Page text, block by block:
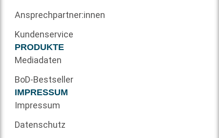
Ansprechpartner:innen
Kundenservice
PRODUKTE
Mediadaten
BoD-Bestseller
IMPRESSUM
Impressum
Datenschutz